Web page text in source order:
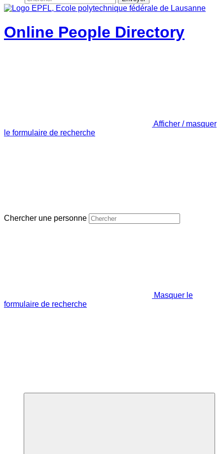
Online People Directory
Afficher / masquer
le formulaire de recherche
Chercher une personne
Masquer le
formulaire de recherche